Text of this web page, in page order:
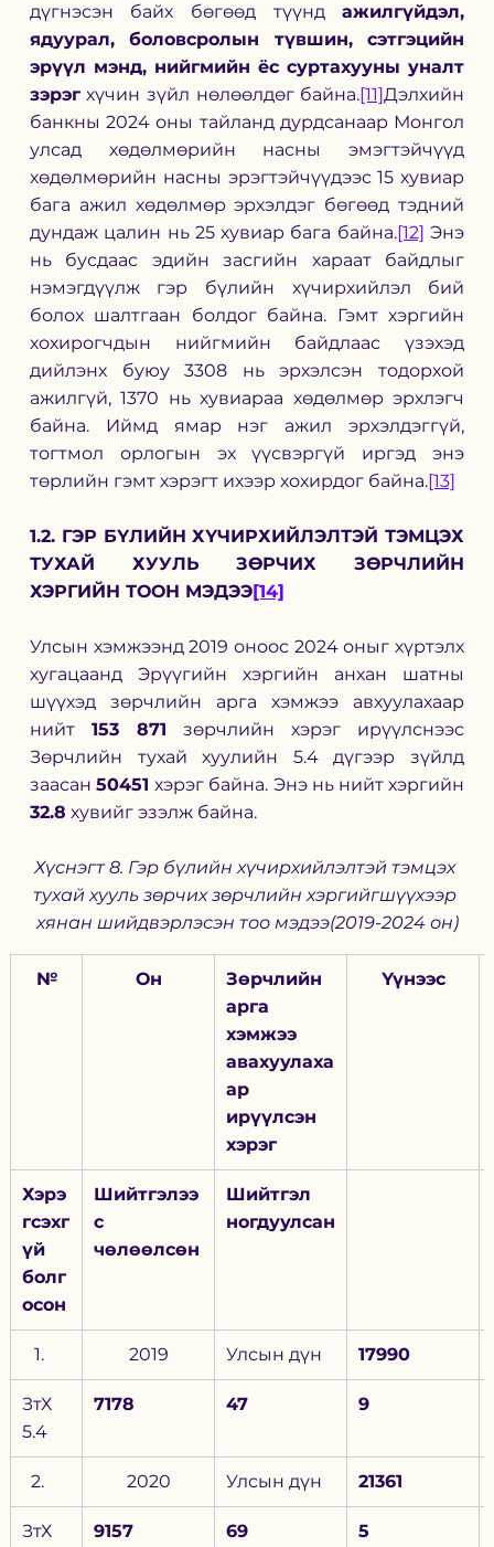
дүгнэсэн байх бөгөөд түүнд ажилгүйдэл,
ядуурал, боловсролын түвшин, сэтгэцийн
эрүүл мэнд, нийгмийн ёс суртахууны уналт
зэрэг хүчин зүйл нөлөөлдөг байна.[11]Дэлхийн
банкны 2024 оны тайланд дурдсанаар Монгол
улсад хөдөлмөрийн насны эмэгтэйчүүд
хөдөлмөрийн насны эрэгтэйчүүдээс 15 хувиар
бага ажил хөдөлмөр эрхэлдэг бөгөөд тэдний
дундаж цалин нь 25 хувиар бага байна.[12] Энэ
нь бусдаас эдийн засгийн хараат байдлыг
нэмэгдүүлж гэр бүлийн хүчирхийлэл бий
болох шалтгаан болдог байна. Гэмт хэргийн
хохирогчдын нийгмийн байдлаас үзэхэд
дийлэнх буюу 3308 нь эрхэлсэн тодорхой
ажилгүй, 1370 нь хувиараа хөдөлмөр эрхлэгч
байна. Иймд ямар нэг ажил эрхэлдэггүй,
тогтмол орлогын эх үүсвэргүй иргэд энэ
төрлийн гэмт хэрэгт ихээр хохирдог байна.[13]
1.2. ГЭР БҮЛИЙН ХҮЧИРХИЙЛЭЛТЭЙ ТЭМЦЭХ
ТУХАЙ ХУУЛЬ ЗӨРЧИХ ЗӨРЧЛИЙН
ХЭРГИЙН ТООН МЭДЭЭ[14]
Улсын хэмжээнд 2019 оноос 2024 оныг хүртэлх
хугацаанд Эрүүгийн хэргийн анхан шатны
шүүхэд зөрчлийн арга хэмжээ авхуулахаар
нийт 153 871 зөрчлийн хэрэг ирүүлснээс
Зөрчлийн тухай хуулийн 5.4 дүгээр зүйлд
заасан 50451
32.8 хувийг эзэлж байна.
Хүснэгт 8. Гэр бүлийн хүчирхийлэлтэй тэмцэх
тухай хууль зөрчих зөрчлийн хэргийгшүүхээр
хянан шийдвэрлэсэн тоо мэдээ(2019-2024 он)
№ Он
Зөрчлийн
арга
хэмжээ
авахуулаха
ар
ирүүлсэн
хэрэг
Үүнээс
Хэрэ
гсэхг
үй
болг
осон
Шийтгэлээ
с
чөлөөлсөн
Шийтгэл
ногдуулсан
2019 Улсын дүн 17990
ЗтХ
5.4
7178 47 9
2020 Улсын дүн 21361
ЗтХ
9157 69 5